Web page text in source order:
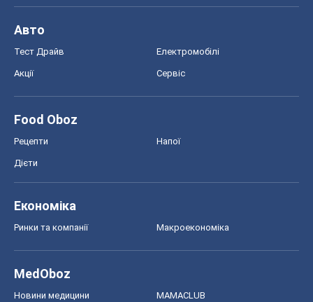
Авто
Тест Драйв Електромобілі
Акції Сервіс
Food Oboz
Рецепти Напої
Дієти
Економіка
Ринки та компанії Макроекономіка
MedOboz
Новини медицини MAMACLUB